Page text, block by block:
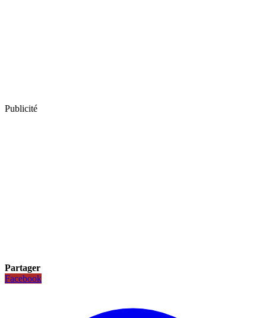
Publicité
Partager
Facebook